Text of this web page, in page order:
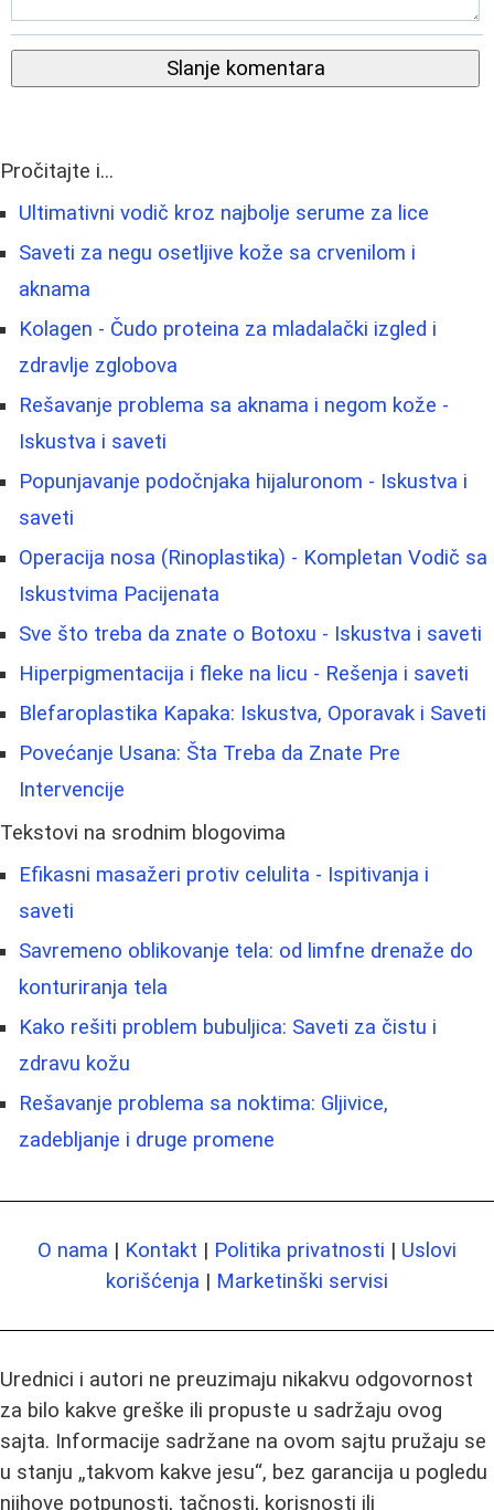
Slanje komentara
Pročitajte i...
Ultimativni vodič kroz najbolje serume za lice
Saveti za negu osetljive kože sa crvenilom i
aknama
Kolagen - Čudo proteina za mladalački izgled i
zdravlje zglobova
Rešavanje problema sa aknama i negom kože -
Iskustva i saveti
Popunjavanje podočnjaka hijaluronom - Iskustva i
saveti
Operacija nosa (Rinoplastika) - Kompletan Vodič sa
Iskustvima Pacijenata
Sve što treba da znate o Botoxu - Iskustva i saveti
Hiperpigmentacija i fleke na licu - Rešenja i saveti
Blefaroplastika Kapaka: Iskustva, Oporavak i Saveti
Povećanje Usana: Šta Treba da Znate Pre
Intervencije
Tekstovi na srodnim blogovima
Efikasni masažeri protiv celulita - Ispitivanja i
saveti
Savremeno oblikovanje tela: od limfne drenaže do
konturiranja tela
Kako rešiti problem bubuljica: Saveti za čistu i
zdravu kožu
Rešavanje problema sa noktima: Gljivice,
zadebljanje i druge promene
O nama | Kontakt | Politika privatnosti | Uslovi
korišćenja | Marketinški servisi
Urednici i autori ne preuzimaju nikakvu odgovornost
za bilo kakve greške ili propuste u sadržaju ovog
sajta. Informacije sadržane na ovom sajtu pružaju se
u stanju „takvom kakve jesu“, bez garancija u pogledu
njihove potpunosti, tačnosti, korisnosti ili